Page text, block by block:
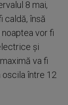
8 mai,
caldă, însă
vor fi
și
va fi
oscila între 12